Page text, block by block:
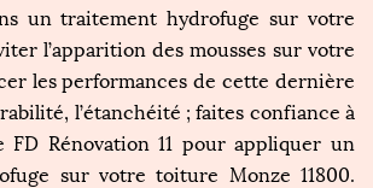
un traitement hydrofuge sur votre
l’apparition des mousses sur votre
les performances de cette dernière
l’étanchéité ; faites confiance à
Rénovation 11 pour appliquer un
sur votre toiture Monze 11800.